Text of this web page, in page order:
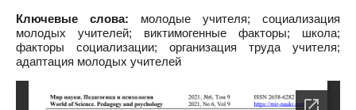
Ключевые слова: молодые учителя; социализация
молодых учителей; виктимогенные факторы; школа;
факторы социализации; организация труда учителя;
адаптация молодых учителей